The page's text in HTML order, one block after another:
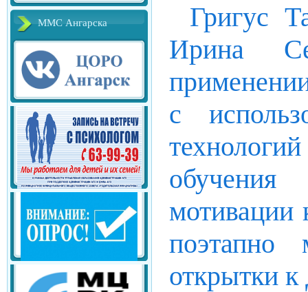
ММС Ангарска
Григус
Ирина
с
мотивации
открытки